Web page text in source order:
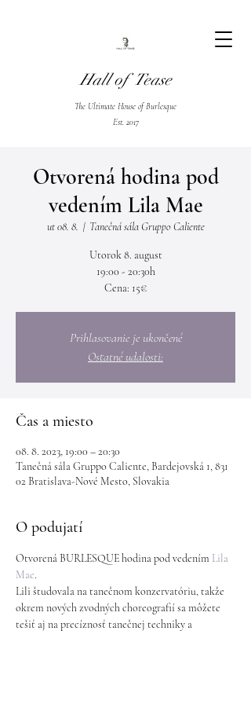
Hall of Tease
The Ultimate House of Burlesque
Est. 2017
Otvorená hodina pod
vedením Lila Mae
ut 08. 8.
  |
Tanečná sála Gruppo Caliente
Utorok 8. august
19:00 - 20:30h
Cena: 15€
Prihlasovanie je ukončené
Ostatné udalosti:
Čas a miesto
08. 8. 2023, 19:00 – 20:30
Tanečná sála Gruppo Caliente, Bardejovská 1, 831
02 Bratislava-Nové Mesto, Slovakia
O podujatí
Otvorená BURLESQUE hodina pod vedením Lila
Mae.
Lili študovala na tanečnom konzervatóriu, takže
okrem nových zvodných choreografií sa môžete
tešiť aj na precíznosť tanečnej techniky a